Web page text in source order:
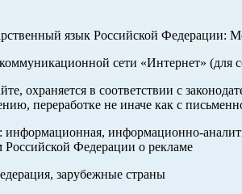
язык Российской Федерации:
сети «Интернет» (для
охраняется в соответствии с
переработке не иначе как с
информационно-
Российской Федерации о рекламе
зарубежные страны